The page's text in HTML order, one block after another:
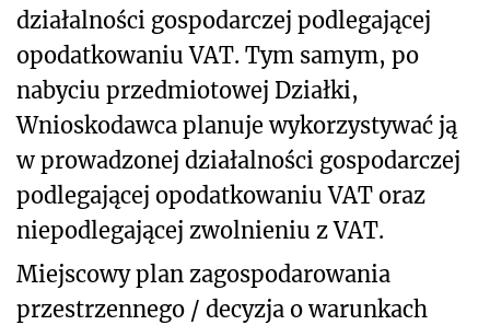
działalności gospodarczej podlegającej
opodatkowaniu VAT. Tym samym, po
nabyciu przedmiotowej Działki,
Wnioskodawca planuje wykorzystywać ją
w prowadzonej działalności gospodarczej
podlegającej opodatkowaniu VAT oraz
niepodlegającej zwolnieniu z VAT.
Miejscowy plan zagospodarowania
przestrzennego / decyzja o warunkach